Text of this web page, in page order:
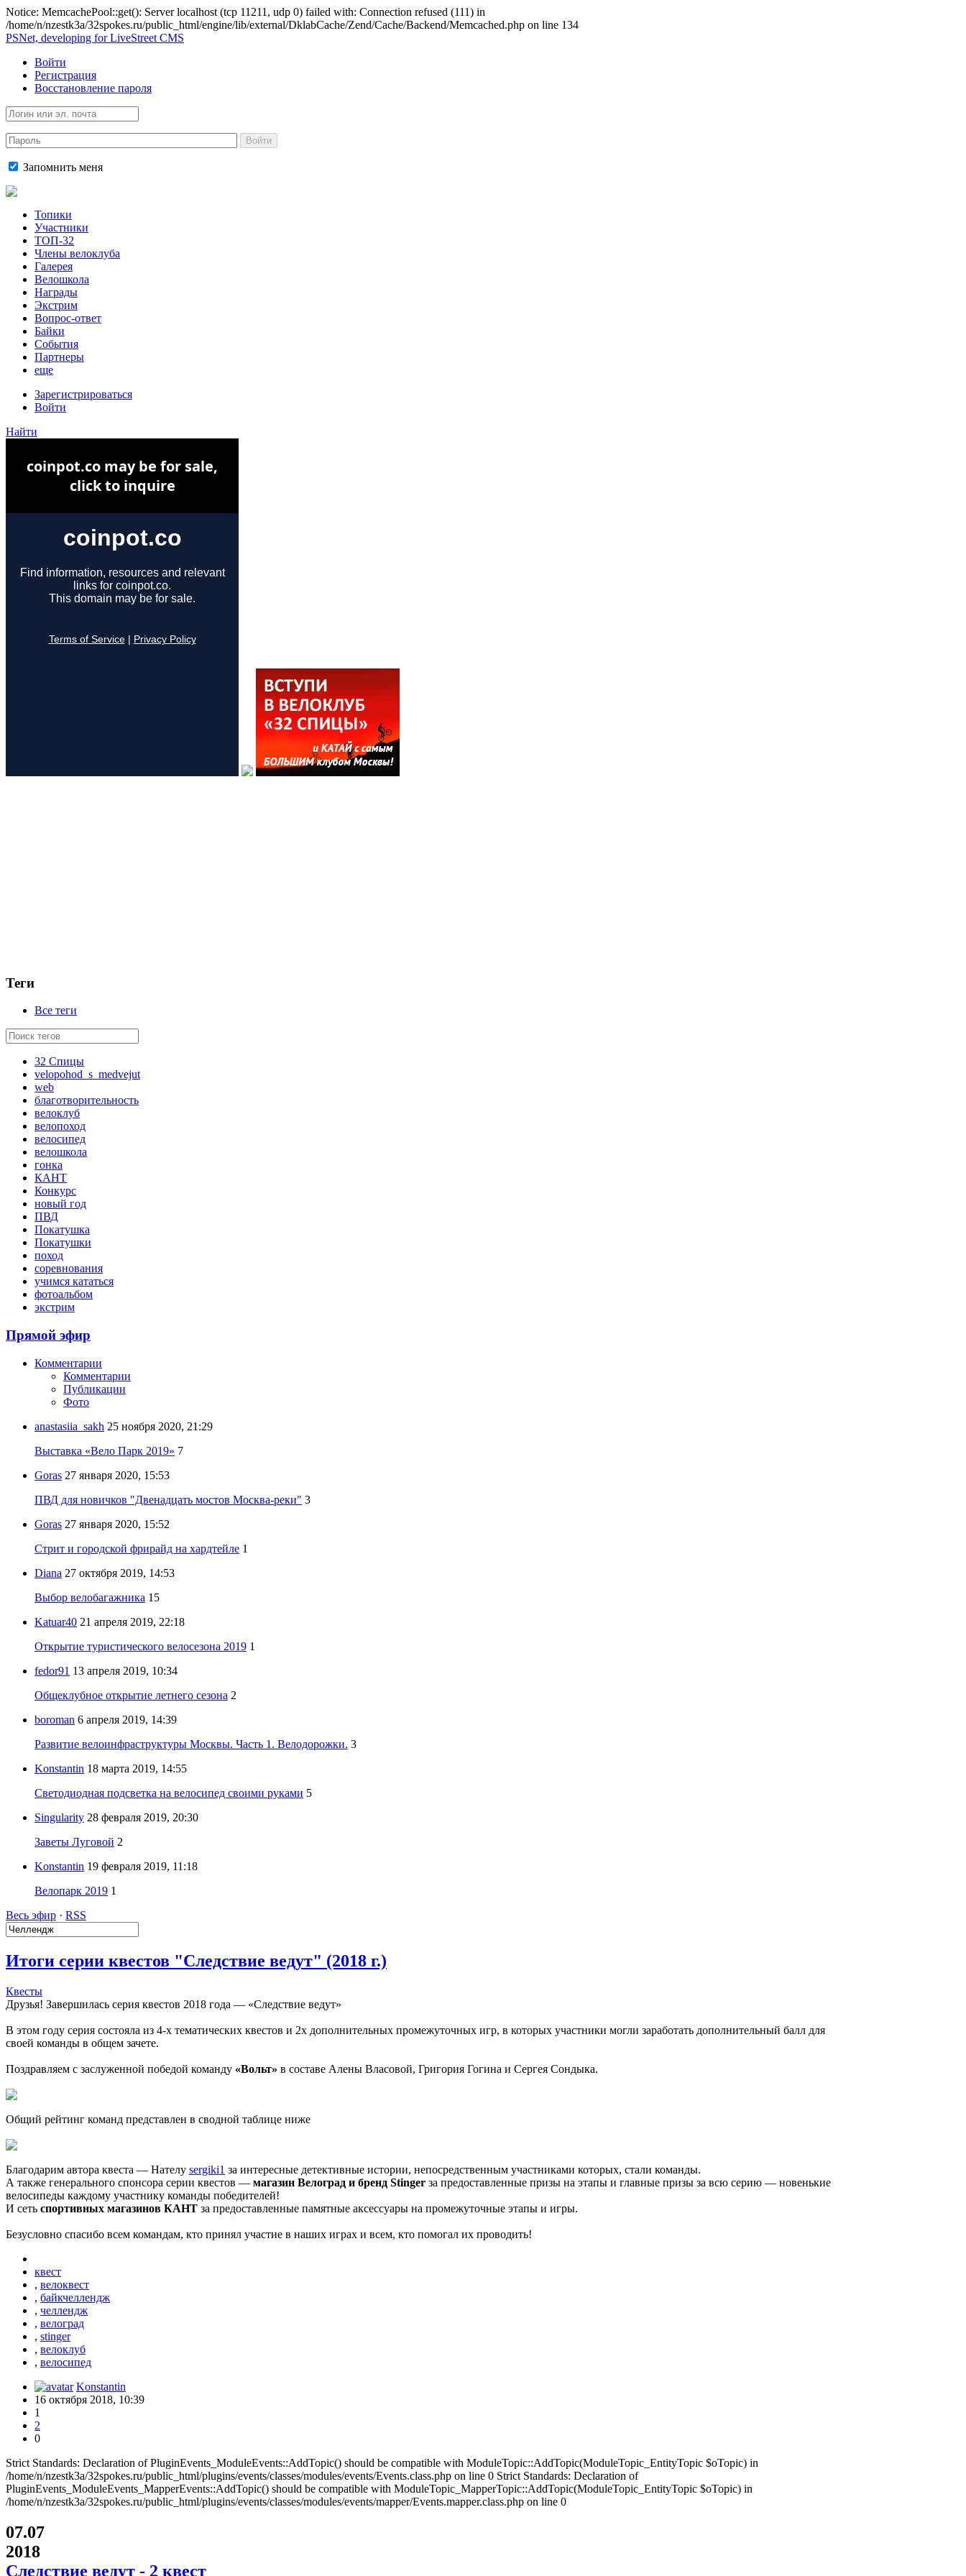
Notice: MemcachePool::get(): Server localhost (tcp 11211, udp 0) failed with: Connection refused (111) in
/home/n/nzestk3a/32spokes.ru/public_html/engine/lib/external/DklabCache/Zend/Cache/Backend/Memcached.php on line 134
PSNet, developing for LiveStreet CMS
Войти
Регистрация
Восстановление пароля
Войти
Запомнить меня
Топики
Участники
ТОП-32
Члены велоклуба
Галерея
Велошкола
Награды
Экстрим
Вопрос-ответ
Байки
События
Партнеры
еще
Зарегистрироваться
Войти
Найти
Теги
Все теги
32 Спицы
velopohod_s_medvejut
web
благотворительность
велоклуб
велопоход
велосипед
велошкола
гонка
КАНТ
Конкурс
новый год
ПВД
Покатушка
Покатушки
поход
соревнования
учимся кататься
фотоальбом
экстрим
Прямой эфир
Комментарии
Комментарии
Публикации
Фото
anastasiia_sakh 25 ноября 2020, 21:29
Выставка «Вело Парк 2019» 7
Goras 27 января 2020, 15:53
ПВД для новичков "Двенадцать мостов Москва-реки" 3
Goras 27 января 2020, 15:52
Стрит и городской фрирайд на хардтейле 1
Diana 27 октября 2019, 14:53
Выбор велобагажника 15
Katuar40 21 апреля 2019, 22:18
Открытие туристического велосезона 2019 1
fedor91 13 апреля 2019, 10:34
Общеклубное открытие летнего сезона 2
boroman 6 апреля 2019, 14:39
Развитие велоинфраструктуры Москвы. Часть 1. Велодорожки. 3
Konstantin 18 марта 2019, 14:55
Светодиодная подсветка на велосипед своими руками 5
Singularity 28 февраля 2019, 20:30
Заветы Луговой 2
Konstantin 19 февраля 2019, 11:18
Велопарк 2019 1
Весь эфир · RSS
Итоги серии квестов "Следствие ведут" (2018 г.)
Квесты
Друзья! Завершилась серия квестов 2018 года — «Следствие ведут»
В этом году серия состояла из 4-х тематических квестов и 2х дополнительных промежуточных игр, в которых участники могли заработать дополнительный балл для
своей команды в общем зачете.
Поздравляем с заслуженной победой команду «Вольт» в составе Алены Власовой, Григория Гогина и Сергея Сондыка.
Общий рейтинг команд представлен в сводной таблице ниже
Благодарим автора квеста — Нателу sergiki1 за интересные детективные истории, непосредственным участниками которых, стали команды.
А также генерального спонсора серии квестов — магазин Велоград и бренд Stinger за предоставленные призы на этапы и главные призы за всю серию — новенькие
велосипеды каждому участнику команды победителей!
И сеть спортивных магазинов КАНТ за предоставленные памятные аксессуары на промежуточные этапы и игры.
Безусловно спасибо всем командам, кто принял участие в наших играх и всем, кто помогал их проводить!
квест
, велоквест
, байкчеллендж
, челлендж
, велоград
, stinger
, велоклуб
, велосипед
Konstantin
16 октября 2018, 10:39
1
2
0
Strict Standards: Declaration of PluginEvents_ModuleEvents::AddTopic() should be compatible with ModuleTopic::AddTopic(ModuleTopic_EntityTopic $oTopic) in
/home/n/nzestk3a/32spokes.ru/public_html/plugins/events/classes/modules/events/Events.class.php on line 0 Strict Standards: Declaration of
PluginEvents_ModuleEvents_MapperEvents::AddTopic() should be compatible with ModuleTopic_MapperTopic::AddTopic(ModuleTopic_EntityTopic $oTopic) in
/home/n/nzestk3a/32spokes.ru/public_html/plugins/events/classes/modules/events/mapper/Events.mapper.class.php on line 0
07.07
2018
Следствие ведут - 2 квест